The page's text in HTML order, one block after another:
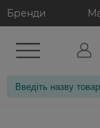
Бренди